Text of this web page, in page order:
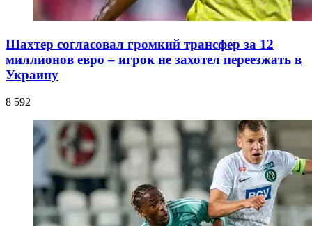
Шахтер согласовал громкий трансфер за 12
миллионов евро – игрок не захотел переезжать в
Украину
8 592